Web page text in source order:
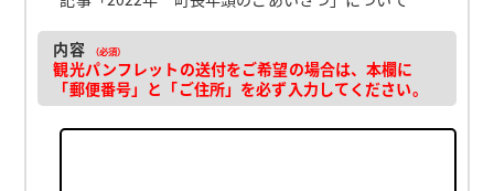
内容 （必須）
観光パンフレットの送付をご希望の場合は、本欄に
「郵便番号」と「ご住所」を必ず入力してください。